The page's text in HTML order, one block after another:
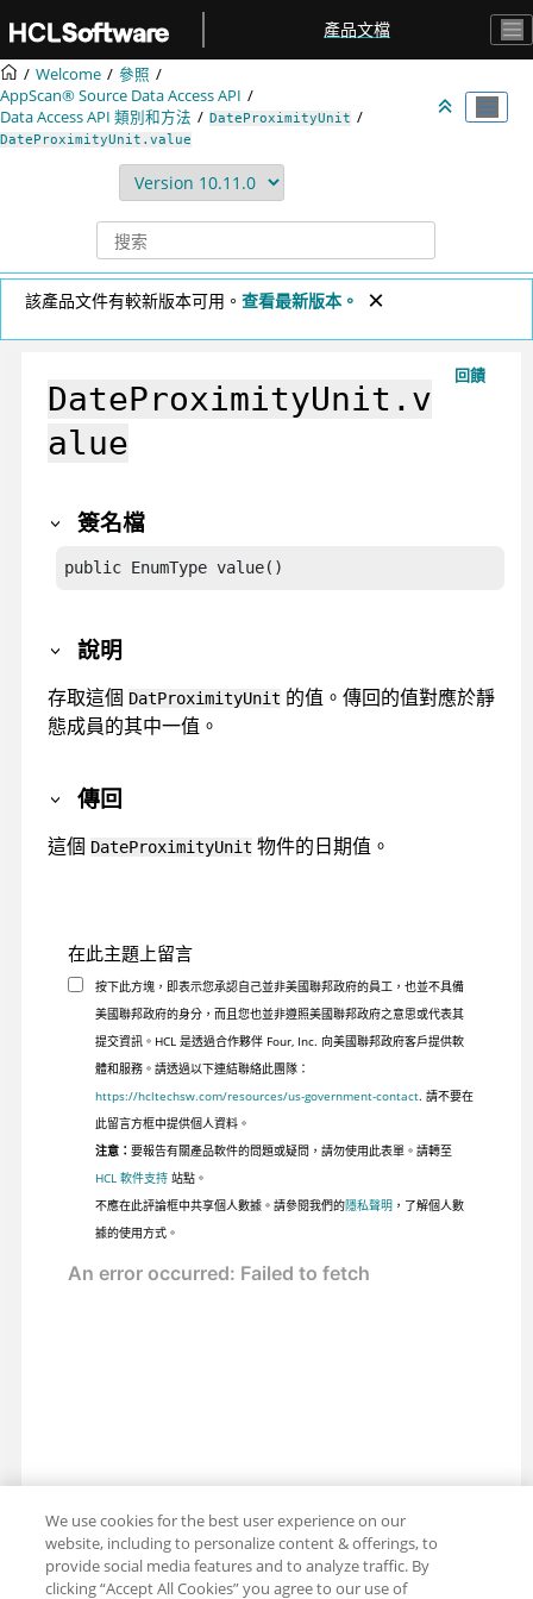
產品文檔
Welcome
參照
AppScan® Source Data Access API
Data Access API 類別和方法
DateProximityUnit
DateProximityUnit.value
該產品文件有較新版本可用。 查看最新版本。
回饋
DateProximityUnit.v
alue
簽名檔
public EnumType value()
說明
存取這個 DatProximityUnit 的值。傳回的值對應於靜
態成員的其中一值。
傳回
這個 DateProximityUnit 物件的日期值。
在此主題上留言
按下此方塊，即表示您承認自己並非美國聯邦政府的員工，也並不具備
美國聯邦政府的身分，而且您也並非遵照美國聯邦政府之意思或代表其
提交資訊。HCL 是透過合作夥伴 Four, Inc. 向美國聯邦政府客戶提供軟
體和服務。請透過以下連結聯絡此團隊：
https://hcltechsw.com/resources/us-government-contact. 請不要在
此留言方框中提供個人資料。
注意： 要報告有關產品軟件的問題或疑問，請勿使用此表單。請轉至
HCL 軟件支持站點。
不應在此評論框中共享個人數據。請參閱我們的隱私聲明 ，了解個人數
據的使用方式。
We use cookies for the best user experience on our
website, including to personalize content & offerings, to
provide social media features and to analyze traffic. By
clicking “Accept All Cookies” you agree to our use of